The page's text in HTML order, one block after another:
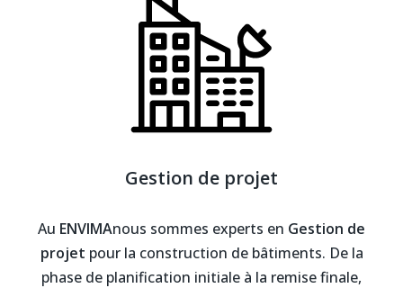
Gestion de projet
Au ENVIMAnous sommes experts en Gestion de
projet pour la construction de bâtiments. De la
phase de planification initiale à la remise finale,